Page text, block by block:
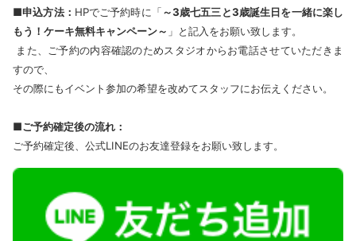
■申込方法： HPでご予約時に「～3歳七五三と3歳誕生日を一緒に楽し
もう！ケーキ無料キャンペーン～ 」と記入をお願い致します。
また、ご予約の内容確認のためスタジオからお電話させていただきま
すので、
その際にもイベント参加の希望を改めてスタッフにお伝えください。
■ご予約確定後の流れ：
ご予約確定後、公式LINEのお友達登録をお願い致します。